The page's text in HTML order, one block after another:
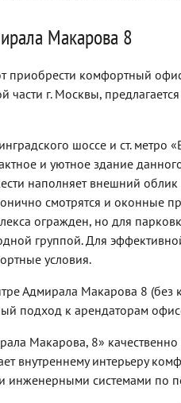
Макарова 8
комфортный офис
г. Москвы,
шоссе и ст. метро
и уютное здание
наполняет внешний
смотрятся и оконные
огражден, но для
группой. Для
условия.
Адмирала Макарова 8 (без
подход к арендаторам
Макарова, 8»
внутреннему интерьеру
системами по